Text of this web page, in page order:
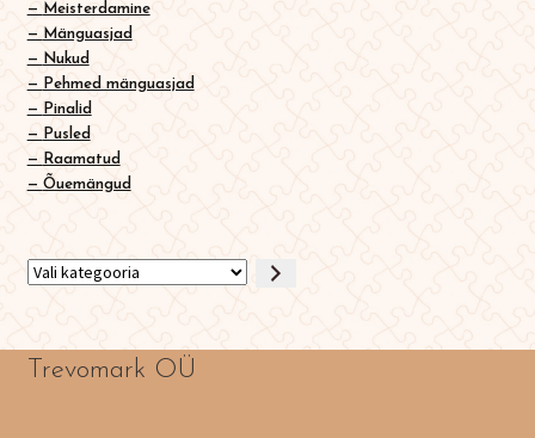
Meisterdamine
Mänguasjad
Nukud
Pehmed mänguasjad
Pinalid
Pusled
Raamatud
Õuemängud
Vali
kategooria
Trevomark OÜ